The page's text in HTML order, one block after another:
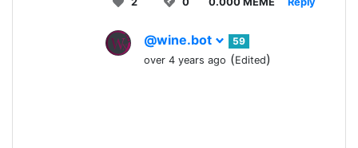
@wine.bot
59
over 4 years ago (Edited)